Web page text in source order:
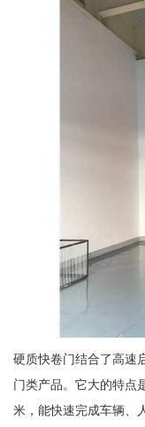
硬质快卷门结合了高速
门类产品。它大的特点
米，能快速完成车辆、